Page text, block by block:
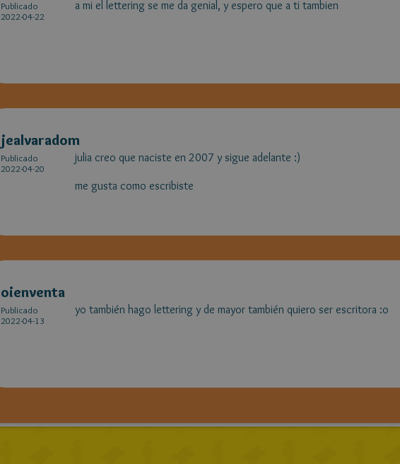
Publicado
2022-04-22
a mi el lettering se me da genial, y espero que a ti tambien
jealvaradom
Publicado
2022-04-20
julia creo que naciste en 2007 y sigue adelante :)
me gusta como escribiste
oienventa
Publicado
2022-04-13
yo también hago lettering y de mayor también quiero ser escritora :o